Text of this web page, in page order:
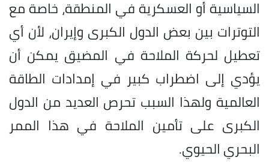
السياسية أو العسكرية في المنطقة، خاصة مع
التوترات بين بعض الدول الكبرى وإيران، لأن أي
تعطيل لحركة الملاحة في المضيق يمكن أن
يؤدي إلى اضطراب كبير في إمدادات الطاقة
العالمية ولهذا السبب تحرص العديد من الدول
الكبرى على تأمين الملاحة في هذا الممر
البحري الحيوي.